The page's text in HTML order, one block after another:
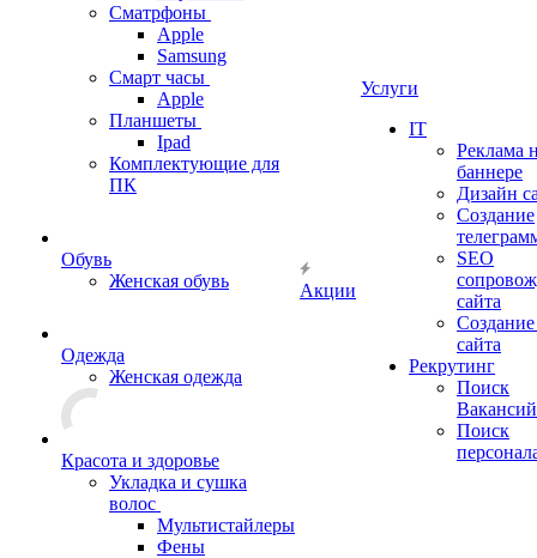
Сматрфоны
Apple
Samsung
Смарт часы
Apple
Планшеты
Ipad
Комплектующие для
ПК
Обувь
Женская обувь
Одежда
Женская одежда
Красота и здоровье
Укладка и сушка
волос
Мультистайлеры
Фены
Акции
Услуги
IT
Реклама
баннере
Дизайн
Создание
SEO
сайта
сайта
Рекрутинг
Поиск
Вакансий
Поиск